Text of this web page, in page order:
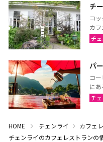
チ
コ
カ
チ
パ
コ
に
チ
HOME チェンライ
カフェ
チェンライのカフェレストランの